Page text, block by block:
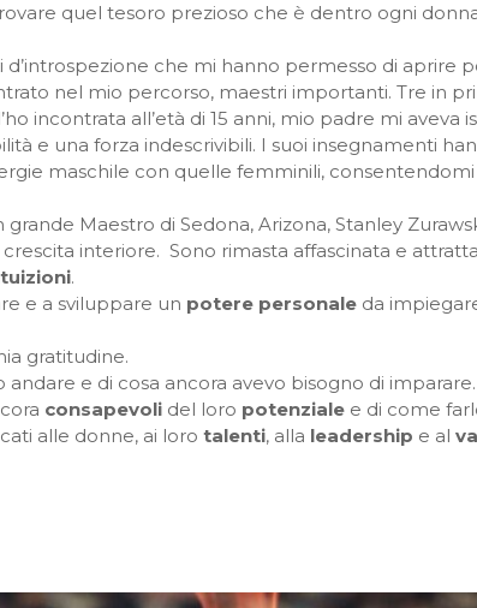
quel tesoro prezioso che è dentro ogni
che mi hanno permesso di aprire
nel mio percorso, maestri importanti. Tre in
incontrata all’età di 15 anni, mio padre mi aveva
e una forza indescrivibili. I suoi insegnamenti
maschile con quelle femminili, consentendomi
Maestro di Sedona, Arizona, Stanley
interiore. Sono rimasta affascinata e
.
e a sviluppare un potere personaleda
gratitudine.
e di cosa ancora avevo bisogno di
consapevolidel loro potenziale e di come
alle donne, ai loro talenti, alla leadership e al